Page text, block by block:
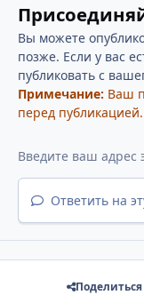
Вы можете
позже. Если у вас
публиковать с
Примечание: Ваш
перед публикацией.
Ответить на
Поделиться